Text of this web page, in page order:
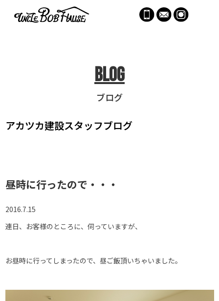
Blog
ブログ
アカツカ建設スタッフブログ
昼時に行ったので・・・
2016.7.15
連日、お客様のところに、伺っていますが、
お昼時に行ってしまったので、昼ご飯頂いちゃいました。